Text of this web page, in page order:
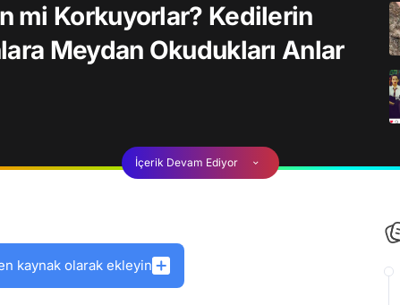
mi Korkuyorlar? Kedilerin
Meydan Okudukları Anlar
İçerik Devam Ediyor
kaynak olarak ekleyin